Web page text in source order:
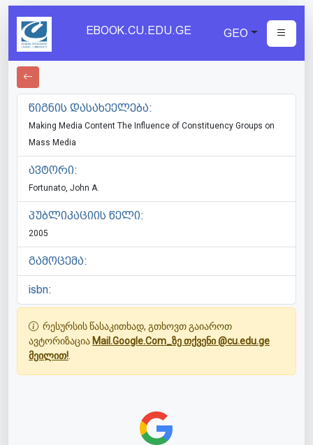
EBOOK.CU.EDU.GE GEO
წიგნის დასახეელება:
Making Media Content The Influence of Constituency Groups on
Mass Media
ავტორი:
Fortunato, John A.
პუბლიკაციის წელი:
2005
გამოცემა:
isbn:
რესურსის წასაკითხად, გთხოვთ გაიაროთ
ავტორიზაცია Mail.Google.Com_ზე თქვენი @cu.edu.ge
მეილით!